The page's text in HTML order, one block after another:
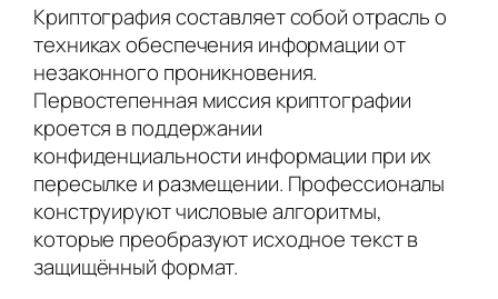
Криптография составляет собой отрасль о
техниках обеспечения информации от
незаконного проникновения.
Первостепенная миссия криптографии
кроется в поддержании
конфиденциальности информации при их
пересылке и размещении. Профессионалы
конструируют числовые алгоритмы,
которые преобразуют исходное текст в
защищённый формат.